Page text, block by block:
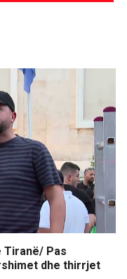
Tiranë/ Pas
dhe thirrjet